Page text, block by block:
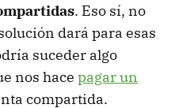
. Eso sí, no
dará para esas
suceder algo
nos hace pagar un
compartida.